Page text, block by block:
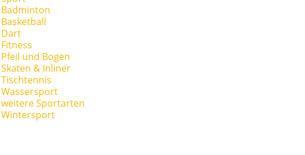
Badminton
Basketball
Dart
Fitness
Pfeil und Bogen
Skaten & Inliner
Tischtennis
Wassersport
weitere Sportarten
Wintersport